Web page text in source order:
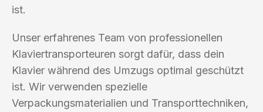
ist.
Unser erfahrenes Team von professionellen
Klaviertransporteuren sorgt dafür, dass dein
Klavier während des Umzugs optimal geschützt
ist. Wir verwenden spezielle
Verpackungsmaterialien und Transporttechniken,